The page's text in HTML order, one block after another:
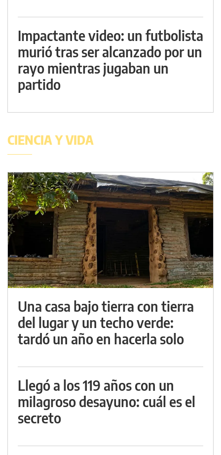
Impactante video: un futbolista
murió tras ser alcanzado por un
rayo mientras jugaban un
partido
CIENCIA Y VIDA
Una casa bajo tierra con tierra
del lugar y un techo verde:
tardó un año en hacerla solo
Llegó a los 119 años con un
milagroso desayuno: cuál es el
secreto